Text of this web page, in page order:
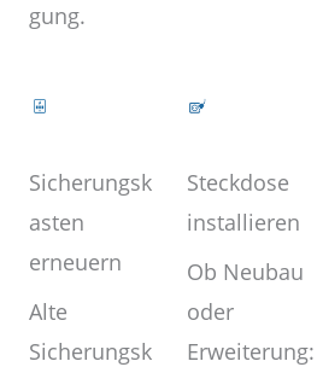
gung.
Sicherungsk
asten
erneuern
Alte
Sicherungsk
Steckdose
installieren
Ob Neubau
oder
Erweiterung: